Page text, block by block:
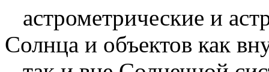
астрометрические и
Солнца и объектов как